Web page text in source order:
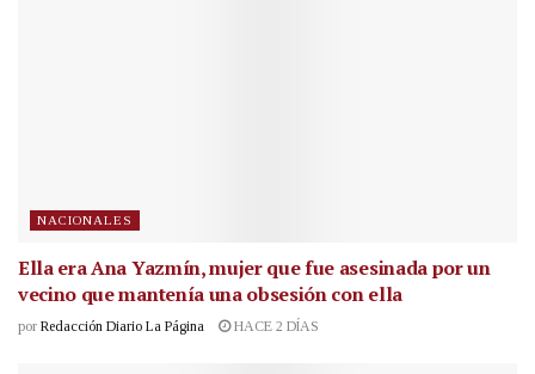
NACIONALES
Ella era Ana Yazmín, mujer que fue asesinada por un
vecino que mantenía una obsesión con ella
por Redacción Diario La Página HACE 2 DÍAS